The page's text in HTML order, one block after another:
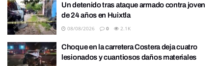
Un detenido tras ataque armado contra joven
de 24 años en Huixtla
08/08/2026 0 2.1K
Choque en la carretera Costera deja cuatro
lesionados y cuantiosos daños materiales